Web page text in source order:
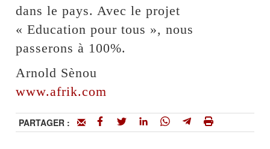
dans le pays. Avec le projet
« Education pour tous », nous
passerons à 100%.
Arnold Sènou
www.afrik.com
PARTAGER :